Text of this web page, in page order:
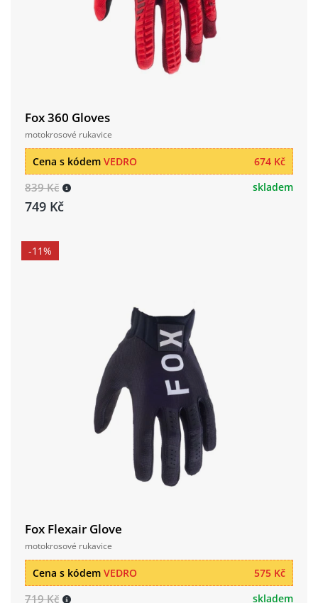
Fox 360 Gloves
motokrosové rukavice
674 Kč
Cena s kódem VEDRO
839 Kč
749 Kč
skladem
-11%
Fox Flexair Glove
motokrosové rukavice
575 Kč
Cena s kódem VEDRO
719 Kč skladem